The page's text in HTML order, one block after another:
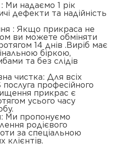
: Ми надаємо 1 рік
дефекти та надійність
: Якщо прикраса не
ви можете обміняти
14 днів .Виріб має
біркою,
та без слідів
чистка: Для всіх
послуга професійного
прикрас є
усього часу
Ми пропонуємо
родієвого
за спеціальною
клієнтів.